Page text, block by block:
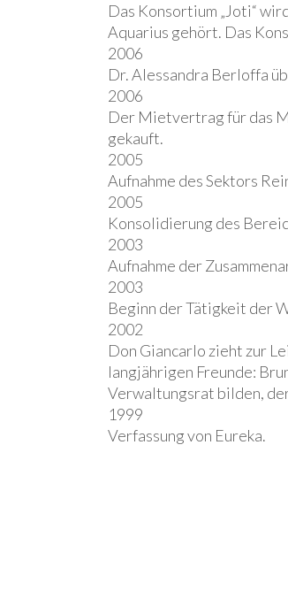
Das Konsortium „Joti“
Aquarius gehört. Das
2006
Dr. Alessandra Berloffa
2006
Der Mietvertrag für das
gekauft.
2005
Aufnahme des Sektors
2005
Konsolidierung des
2003
Aufnahme der
2003
Beginn der Tätigkeit der
2002
Don Giancarlo zieht zur
langjährigen Freunde:
Verwaltungsrat bilden,
1999
Verfassung von Eureka.